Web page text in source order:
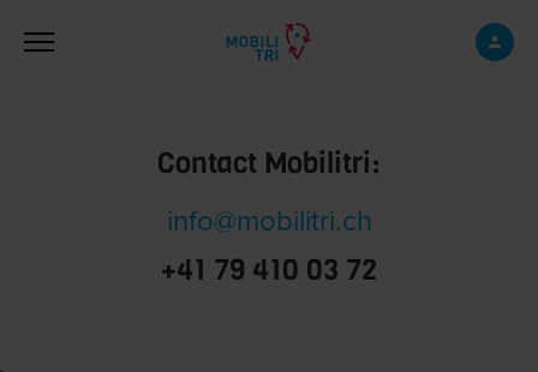
Contact Mobilitri:
info@mobilitri.ch
+41 79 410 03 72